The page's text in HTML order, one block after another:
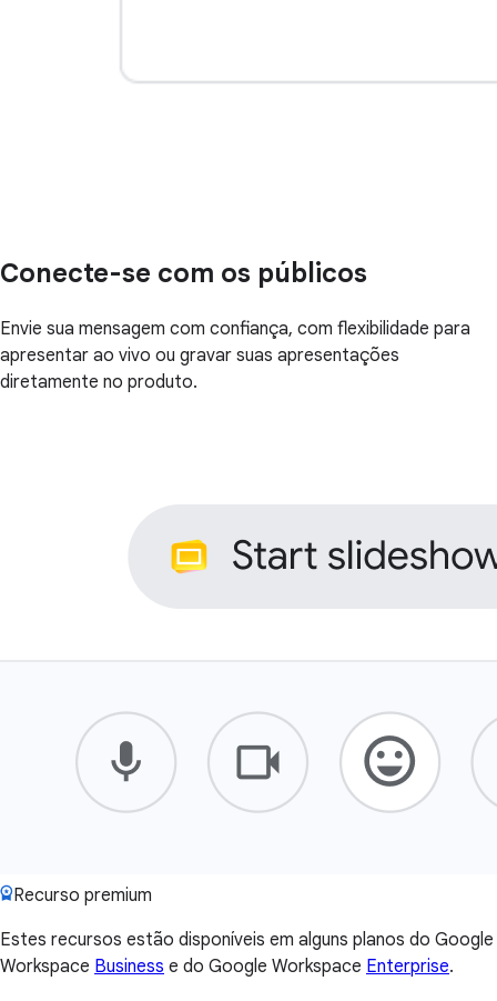
Conecte-se com os públicos
Envie sua mensagem com confiança, com flexibilidade para
apresentar ao vivo ou gravar suas apresentações
diretamente no produto.
Recurso premium
Estes recursos estão disponíveis em alguns planos do Google
Workspace Business e do Google Workspace Enterprise.